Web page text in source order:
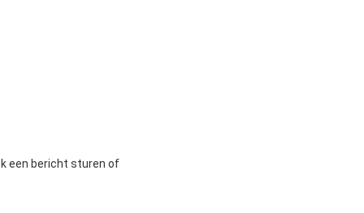
een bericht sturen of